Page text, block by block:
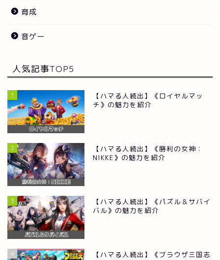
育成
音ゲー
人気記事TOP5
1
【ハマる人続出】《ロイヤルマッ
チ》の魅力を紹介
2
【ハマる人続出】《勝利の女神：
NIKKE》の魅力を紹介
3
【ハマる人続出】《パズル＆サバイ
バル》の魅力を紹介
4
【ハマる人続出】《ブラウザ三国志
ストラテジー